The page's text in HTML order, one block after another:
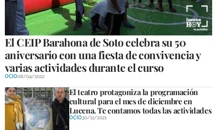
El CEIP Barahona de Soto celebra su 50
aniversario con una fiesta de convivencia y
varias actividades durante el curso
OCIO08/04/2022
El teatro protagoniza la programación
cultural para el mes de diciembre en
Lucena. Te contamos todas las actividades
OCIO30/11/2021